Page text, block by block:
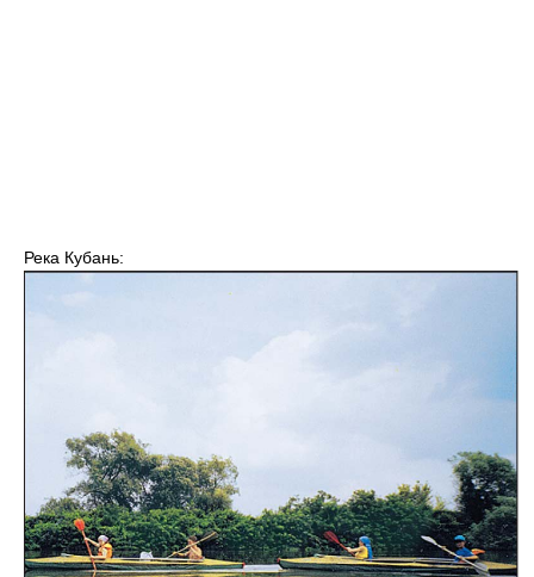
Река Кубань: